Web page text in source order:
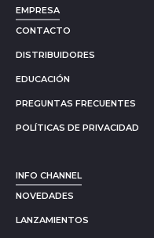
EMPRESA
CONTACTO
DISTRIBUIDORES
EDUCACIÓN
PREGUNTAS FRECUENTES
POLÍTICAS DE PRIVACIDAD
INFO CHANNEL
NOVEDADES
LANZAMIENTOS